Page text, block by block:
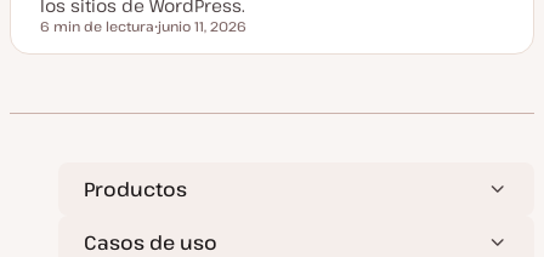
a
d
los sitios de WordPress.
Tiempo de lectura
6 min de lectura
e
a
l
z
a
junio 11, 2026
Productos
Casos de uso